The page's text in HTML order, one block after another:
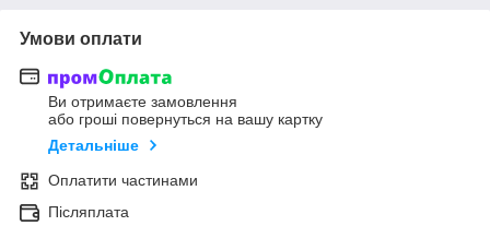
Умови оплати
Ви отримаєте замовлення
або гроші повернуться на вашу картку
Детальніше
Оплатити частинами
Післяплата